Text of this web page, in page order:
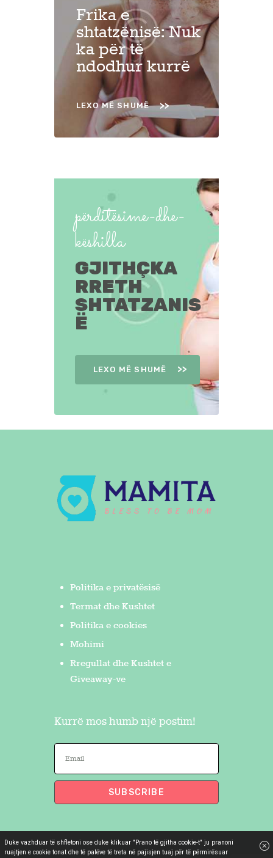
Frika e
shtatzënisë: Nuk
ka për të
ndodhur kurrë
LEXO MË SHUMË
përditësime-dhe-
këshilla
GJITHÇKA
RRETH
SHTATZANIS
Ë
LEXO MË SHUMË
Politika e privatësisë
Termat dhe Kushtet
Politika e cookies
Mohimi
Rregullat dhe Kushtet e
Giveaway-ve
Kurrë mos humb një postim!
Flakron Saidi© 2026. All Rights
Duke vazhduar të shfletoni ose duke klikuar "Prano të gjitha cookie-t" ju pranoni
ruajtjen e cookie tonat dhe të palëve të treta në pajisjen tuaj për të përmirësuar